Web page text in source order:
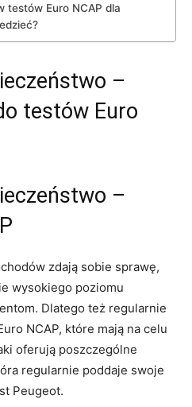
testów Euro NCAP dla⁤
–
testów​ Euro
–
⁤zdają sobie sprawę,
wysokiego poziomu
Dlatego ⁣też regularnie
NCAP, które mają‍ na celu
oferują poszczególne
regularnie poddaje swoje
Peugeot.